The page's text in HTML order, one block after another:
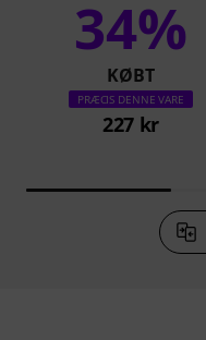
34%
KØBT
PRÆCIS DENNE VARE
227 kr